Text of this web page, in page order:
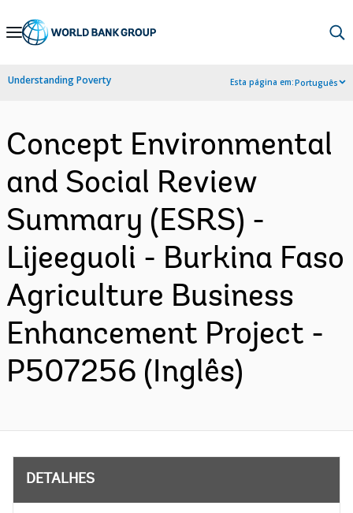
Skip
Navigation
Understanding Poverty Esta página em:Português
Concept Environmental
and Social Review
Summary (ESRS) -
Lijeeguoli - Burkina Faso
Agriculture Business
Enhancement Project -
P507256 (Inglês)
DETALHES